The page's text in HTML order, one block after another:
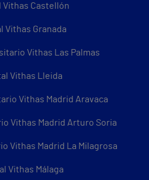
Vithas Castellón
Vithas Granada
Vithas Las Palmas
Vithas Lleida
Vithas Madrid Aravaca
Vithas Madrid Arturo Soria
Vithas Madrid La Milagrosa
Vithas Málaga